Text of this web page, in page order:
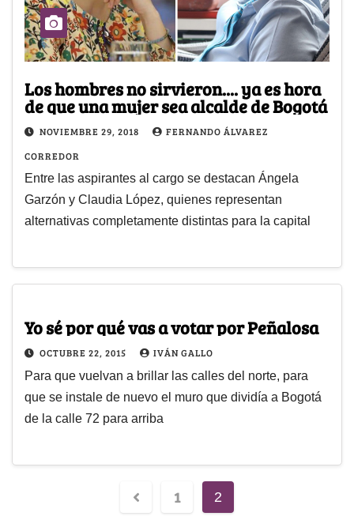
Los hombres no sirvieron.... ya es hora
de que una mujer sea alcalde de Bogotá
NOVIEMBRE 29, 2018
FERNANDO ÁLVAREZ
CORREDOR
Entre las aspirantes al cargo se destacan Ángela
Garzón y Claudia López, quienes representan
alternativas completamente distintas para la capital
Yo sé por qué vas a votar por Peñalosa
OCTUBRE 22, 2015 IVÁN GALLO
Para que vuelvan a brillar las calles del norte, para
que se instale de nuevo el muro que dividía a Bogotá
de la calle 72 para arriba
1 2